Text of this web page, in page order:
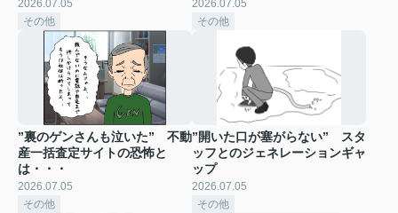
2026.07.05
その他
2026.07.05
その他
”裏のゲンさんも泣いた” 不動
産一括査定サイトの恐怖と
は・・・
2026.07.05
その他
”開いた口が塞がらない” スタ
ッフとのジェネレーションギャ
ップ
2026.07.05
その他